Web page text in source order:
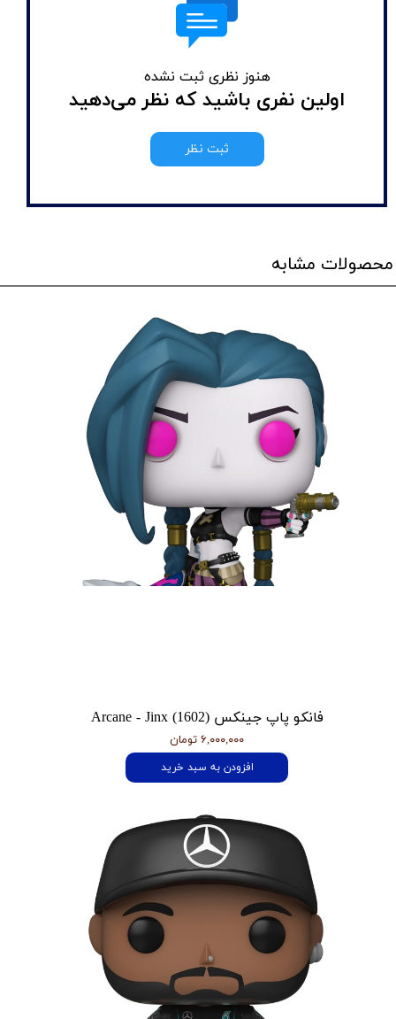
هنوز نظری ثبت نشده
اولین نفری باشید که نظر می‌دهید
ثبت نظر
محصولات مشابه
فانکو پاپ جینکس Arcane - Jinx (1602)
۶,۰۰۰,۰۰۰ تومان
افزودن به سبد خرید